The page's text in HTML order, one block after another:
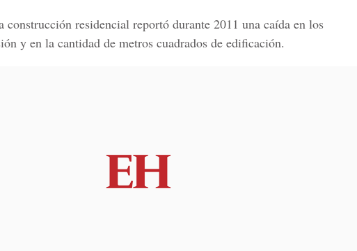
construcción residencial reportó durante 2011 una caída en los
y en la cantidad de metros cuadrados de edificación.